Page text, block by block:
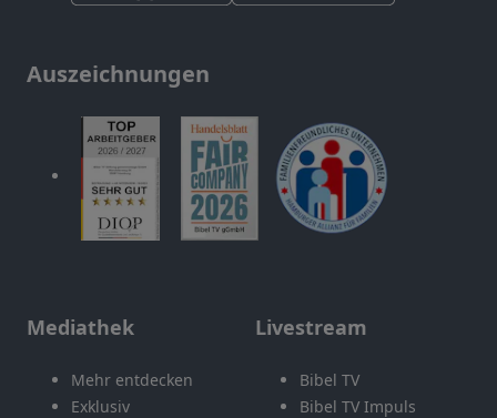
Auszeichnungen
Mediathek
Mehr entdecken
Exklusiv
Livestream
Bibel TV
Bibel TV Impuls